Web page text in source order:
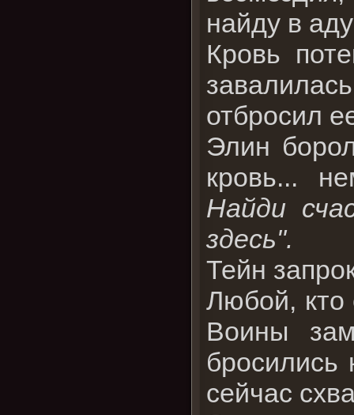
найду в
Кровь
отбросил
Элин
кровь...
Найди
здесь".
Тейн
Любой, кто
Воины
бросились
сейчас